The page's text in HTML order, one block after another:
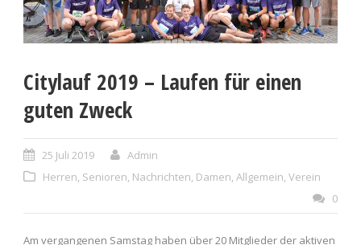
Citylauf 2019 – Laufen für einen
guten Zweck
25 Juli 2019
Admin
Herren, Senioren, Nachrichten, Damen, Allgemein, Verein
0
Am vergangenen Samstag haben über 20 Mitglieder der aktiven